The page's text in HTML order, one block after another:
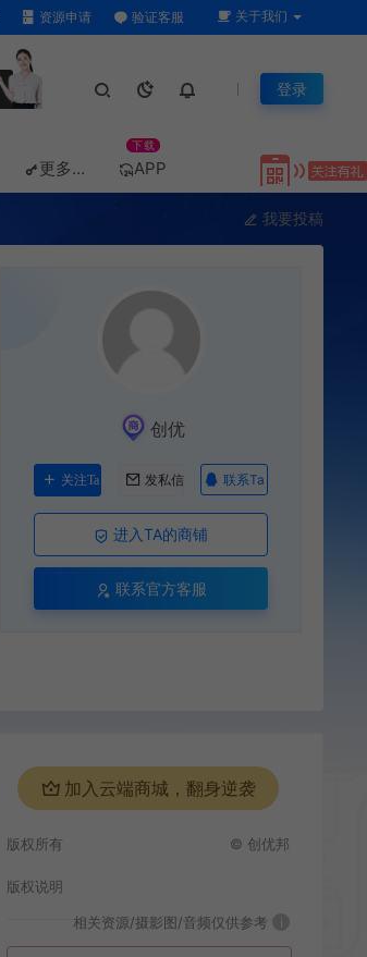
资源申请 验证客服 关于我们
登录
更多… APP
下载
我要投稿
创优
关注Ta 发私信 联系Ta
进入TA的商铺
联系官方客服
加入云端商城，翻身逆袭
版权所有 © 创优邦
版权说明
相关资源/摄影图/音频仅供参考 i